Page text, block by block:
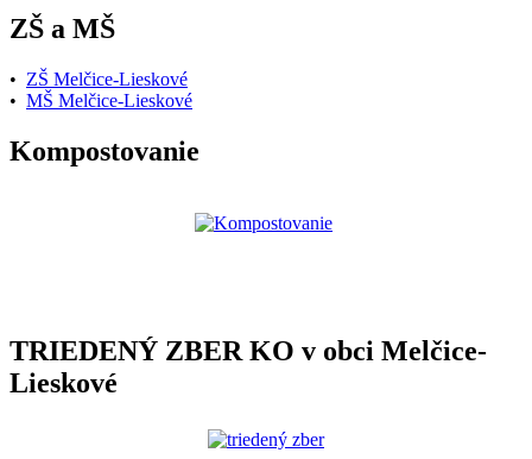
ZŠ a MŠ
• ZŠ Melčice-Lieskové
• MŠ Melčice-Lieskové
Kompostovanie
TRIEDENÝ ZBER KO v obci Melčice-
Lieskové